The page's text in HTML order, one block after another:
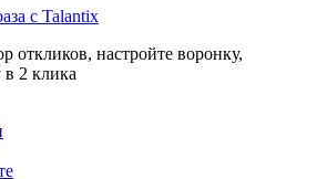
с Talantix
откликов, настройте воронку,
в 2 клика